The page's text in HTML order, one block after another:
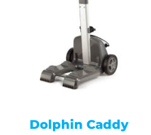
Dolphin Caddy